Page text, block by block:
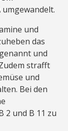
und
das
und
strafft
und
Bei den
2 und B 11 zu